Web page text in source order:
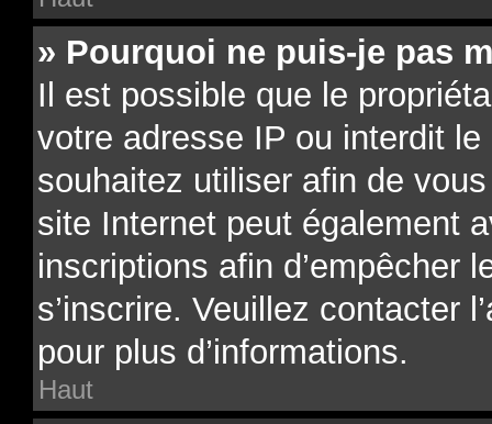
» Pourquoi ne puis-je pas
Il est possible que le
votre adresse IP ou interdit
souhaitez utiliser afin de
site Internet peut également
inscriptions afin d’empêcher
s’inscrire. Veuillez contacter
pour plus d’informations.
Haut